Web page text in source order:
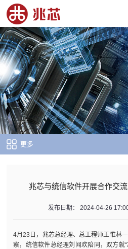
更多
兆芯与统信软件开展合作交
发布日期： 2024-04-26
4月23日，兆芯总经理、总工程师王惟林
察，统信软件总经理刘闻欢陪同，双方就